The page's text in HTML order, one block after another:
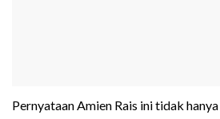
Pernyataan Amien Rais ini tidak